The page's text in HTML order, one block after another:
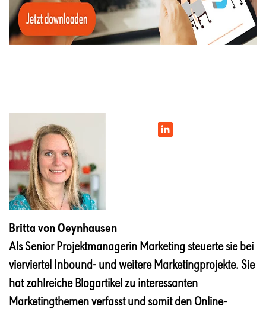
Britta von Oeynhausen
Als Senior Projektmanagerin Marketing steuerte sie bei
vierviertel Inbound- und weitere Marketingprojekte. Sie
hat zahlreiche Blogartikel zu interessanten
Marketingthemen verfasst und somit den Online-